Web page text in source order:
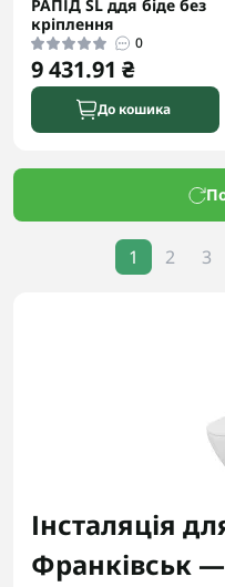
РАПІД SL ддя біде без
кріплення
0
9 431.91 ₴
До кошика
1 2 3
Інсталяція
Франківськ